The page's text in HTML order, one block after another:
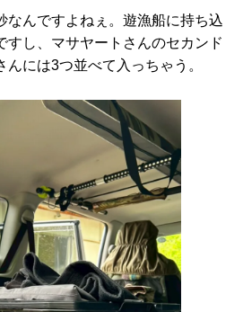
なんですよねぇ。遊漁船に持ち込
すし、マサヤートさんのセカンド
には3つ並べて入っちゃう。